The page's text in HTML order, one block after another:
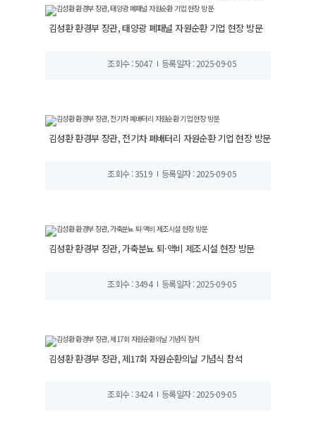
김성환 환경부 장관, 태양광 폐패널 자원순환 기업 현장 방문
조회수 : 5047 등록일자 : 2025-09-05
김성환 환경부 장관, 전기차 폐배터리 자원순환 기업 현장 방문
조회수 : 3519 등록일자 : 2025-09-05
김성환 환경부 장관, 가축분뇨 퇴·액비 제조시설 현장 방문
조회수 : 3494 등록일자 : 2025-09-05
김성환 환경부 장관, 제17회 자원순환의날 기념식 참석
조회수 : 3424 등록일자 : 2025-09-05